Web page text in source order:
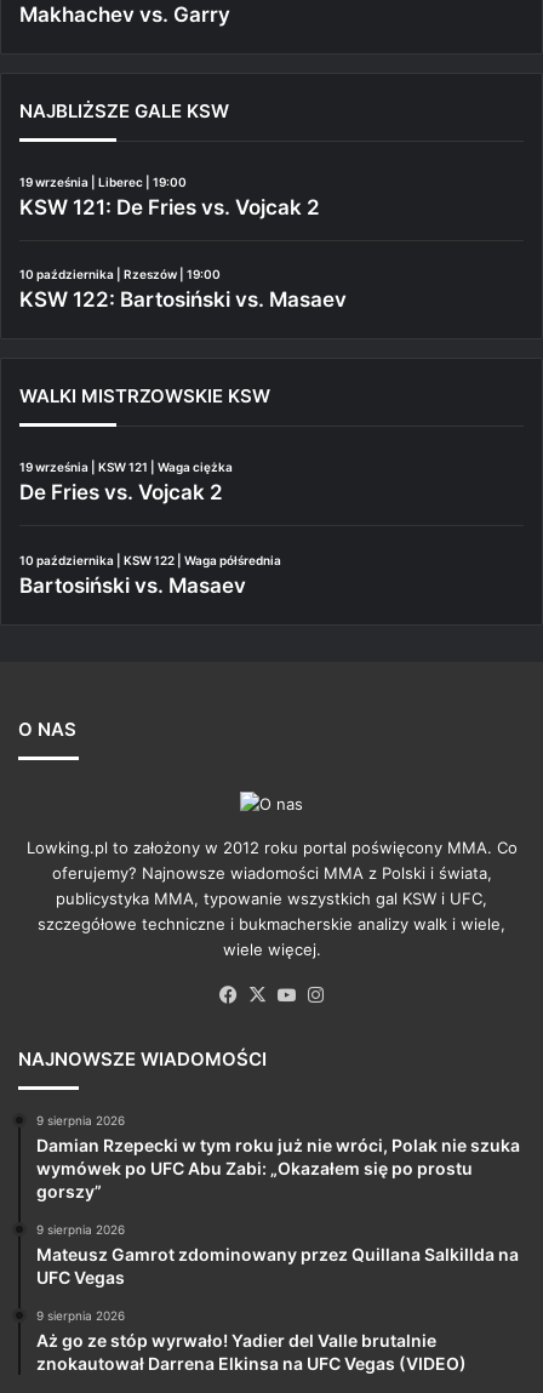
Makhachev vs. Garry
NAJBLIŻSZE GALE KSW
19 września | Liberec | 19:00
KSW 121: De Fries vs. Vojcak 2
10 października | Rzeszów | 19:00
KSW 122: Bartosiński vs. Masaev
WALKI MISTRZOWSKIE KSW
19 września | KSW 121 | Waga ciężka
De Fries vs. Vojcak 2
10 października | KSW 122 | Waga półśrednia
Bartosiński vs. Masaev
O NAS
Lowking.pl to założony w 2012 roku portal poświęcony MMA. Co
oferujemy? Najnowsze wiadomości MMA z Polski i świata,
publicystyka MMA, typowanie wszystkich gal KSW i UFC,
szczegółowe techniczne i bukmacherskie analizy walk i wiele,
wiele więcej.
Facebook
X YouTube
NAJNOWSZE WIADOMOŚCI
9 sierpnia 2026
Damian Rzepecki w tym roku już nie wróci, Polak nie szuka
wymówek po UFC Abu Zabi: „Okazałem się po prostu
gorszy”
9 sierpnia 2026
Mateusz Gamrot zdominowany przez Quillana Salkillda na
UFC Vegas
9 sierpnia 2026
Aż go ze stóp wyrwało! Yadier del Valle brutalnie
znokautował Darrena Elkinsa na UFC Vegas (VIDEO)